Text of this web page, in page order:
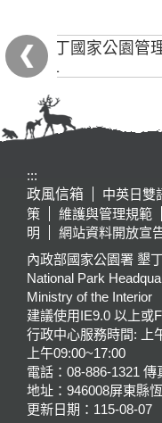
:::
政風信箱
中英日雙
策
維護與管理規範
明
網站資料開放宣
內政部國家公園署 墾
National Park
Ministry of the Interior
建議使用IE9.0 以上或
行政中心服務時間: 上
上午09:00~17:00
電話：08-886-1321 傳
地址：946008屏東縣
更新日期： 115-08-07